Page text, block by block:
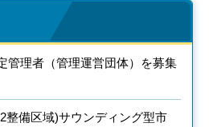
管理者（管理運営団体）を募集
整備区域)サウンディング型市